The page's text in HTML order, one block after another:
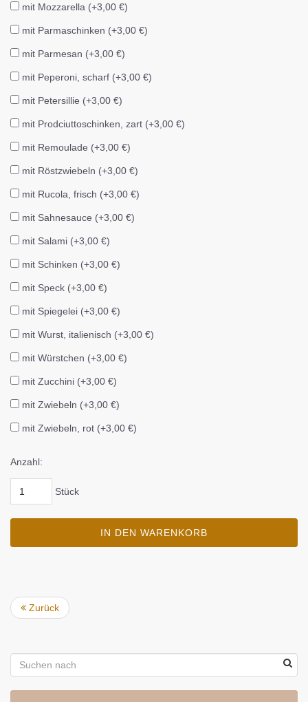
mit Mozzarella (+3,00 €)
mit Parmaschinken (+3,00 €)
mit Parmesan (+3,00 €)
mit Peperoni, scharf (+3,00 €)
mit Petersillie (+3,00 €)
mit Prodciuttoschinken, zart (+3,00 €)
mit Remoulade (+3,00 €)
mit Röstzwiebeln (+3,00 €)
mit Rucola, frisch (+3,00 €)
mit Sahnesauce (+3,00 €)
mit Salami (+3,00 €)
mit Schinken (+3,00 €)
mit Speck (+3,00 €)
mit Spiegelei (+3,00 €)
mit Wurst, italienisch (+3,00 €)
mit Würstchen (+3,00 €)
mit Zucchini (+3,00 €)
mit Zwiebeln (+3,00 €)
mit Zwiebeln, rot (+3,00 €)
Anzahl:
Stück
IN DEN WARENKORB
Zurück